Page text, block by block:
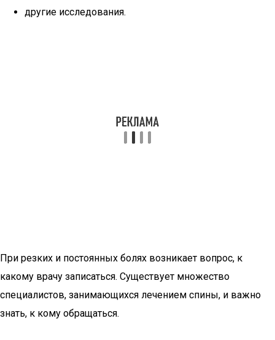
другие исследования.
При резких и постоянных болях возникает вопрос, к
какому врачу записаться. Существует множество
специалистов, занимающихся лечением спины, и важно
знать, к кому обращаться.